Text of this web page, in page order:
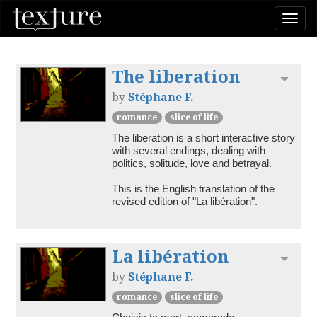
The liberation
byStéphane F.
romance
slice of life
The liberation is a short interactive story
with several endings, dealing with
politics, solitude, love and betrayal.
This is the English translation of the
revised edition of "La libération".
La libération
byStéphane F.
romance
slice of life